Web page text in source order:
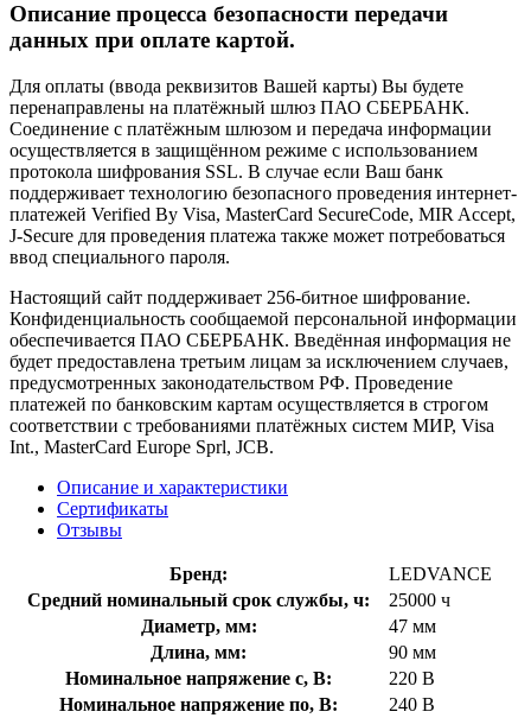
Описание процесса безопасности передачи
данных при оплате картой.
Для оплаты (ввода реквизитов Вашей карты) Вы будете
перенаправлены на платёжный шлюз ПАО СБЕРБАНК.
Соединение с платёжным шлюзом и передача информации
осуществляется в защищённом режиме с использованием
протокола шифрования SSL. В случае если Ваш банк
поддерживает технологию безопасного проведения интернет-
платежей Verified By Visa, MasterCard SecureCode, MIR Accept,
J-Secure для проведения платежа также может потребоваться
ввод специального пароля.
Настоящий сайт поддерживает 256-битное шифрование.
Конфиденциальность сообщаемой персональной информации
обеспечивается ПАО СБЕРБАНК. Введённая информация не
будет предоставлена третьим лицам за исключением случаев,
предусмотренных законодательством РФ. Проведение
платежей по банковским картам осуществляется в строгом
соответствии с требованиями платёжных систем МИР, Visa
Int., MasterCard Europe Sprl, JCB.
Описание и характеристики
Сертификаты
Отзывы
Бренд:
LEDVANCE
Средний номинальный срок службы, ч:
25000 ч
Диаметр, мм:
47 мм
Длина, мм:
90 мм
Номинальное напряжение с, В:
220 В
Номинальное напряжение по, В:
240 В